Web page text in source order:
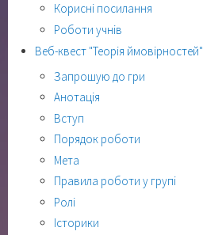
Корисні посилання
Роботи учнів
Веб-квест "Теорія ймовірностей"
Запрошую до гри
Анотація
Вступ
Порядок роботи
Мета
Правила роботи у групі
Ролі
Історики